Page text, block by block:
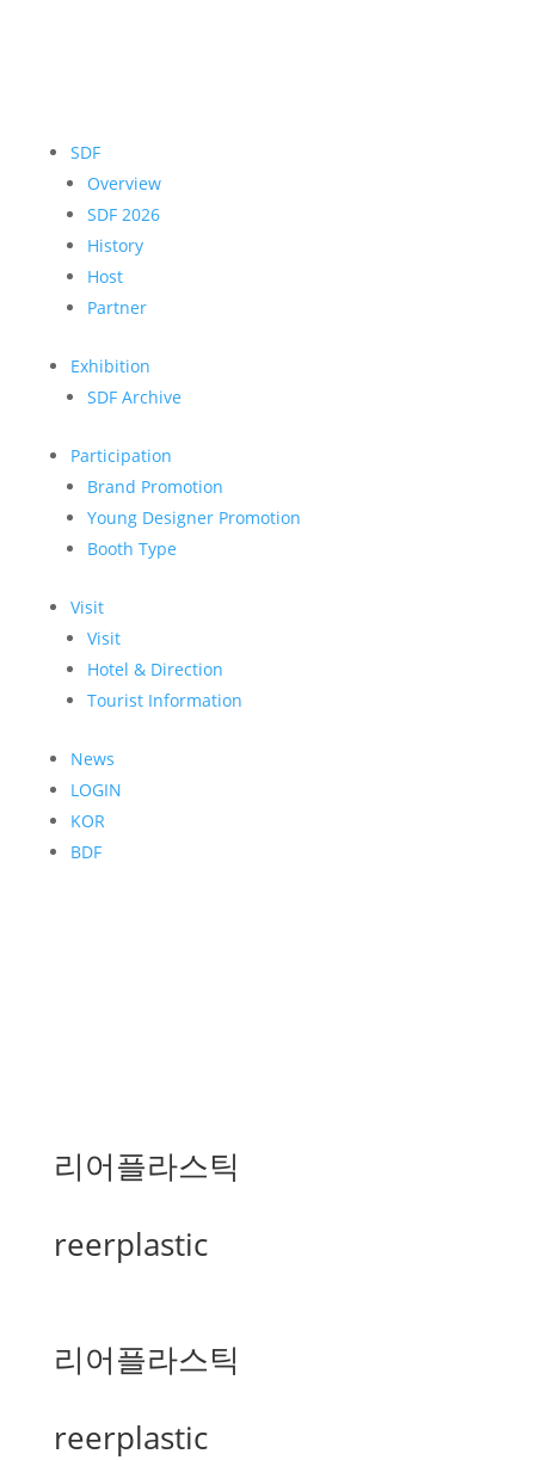
SDF
Overview
SDF 2026
History
Host
Partner
Exhibition
SDF Archive
Participation
Brand Promotion
Young Designer Promotion
Booth Type
Visit
Visit
Hotel & Direction
Tourist Information
News
LOGIN
KOR
BDF
리어플라스틱
reerplastic
리어플라스틱
reerplastic